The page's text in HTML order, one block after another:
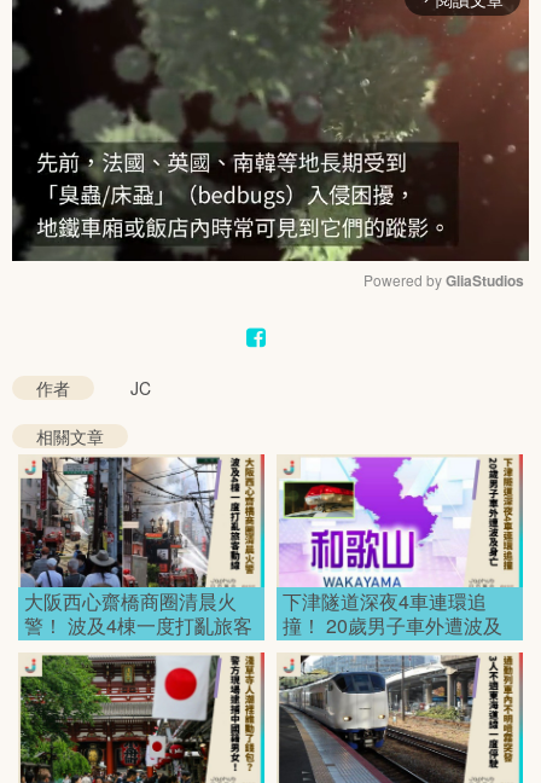
Powered by GliaStudios
作者
JC
相關文章
大阪西心齋橋商圈清晨火
警！ 波及4棟一度打亂旅客
動線！
下津隧道深夜4車連環追
撞！ 20歲男子車外遭波及
身亡！